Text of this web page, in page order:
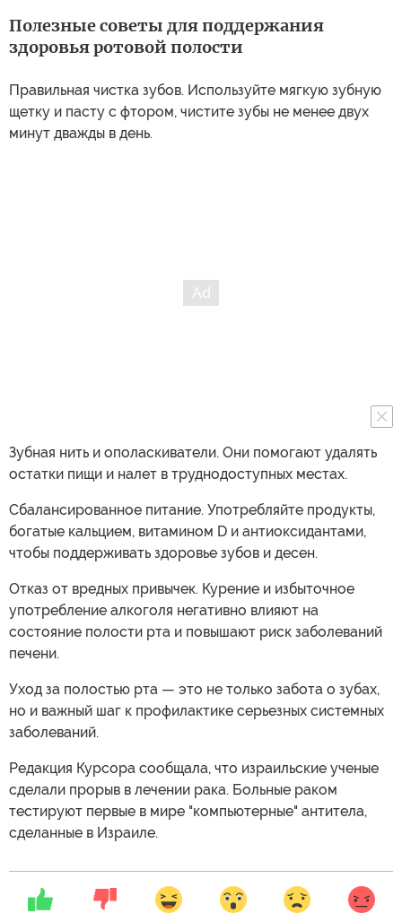
Полезные советы для поддержания
здоровья ротовой полости
Правильная чистка зубов. Используйте мягкую зубную
щетку и пасту с фтором, чистите зубы не менее двух
минут дважды в день.
Зубная нить и ополаскиватели. Они помогают удалять
остатки пищи и налет в труднодоступных местах.
Сбалансированное питание. Употребляйте продукты,
богатые кальцием, витамином D и антиоксидантами,
чтобы поддерживать здоровье зубов и десен.
Отказ от вредных привычек. Курение и избыточное
употребление алкоголя негативно влияют на
состояние полости рта и повышают риск заболеваний
печени.
Уход за полостью рта — это не только забота о зубах,
но и важный шаг к профилактике серьезных системных
заболеваний.
Редакция Курсора сообщала, что израильские ученые
сделали прорыв в лечении рака. Больные раком
тестируют первые в мире "компьютерные" антитела,
сделанные в Израиле.